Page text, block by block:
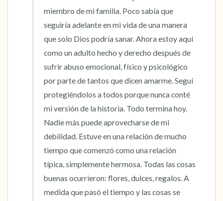
miembro de mi familia. Poco sabía que
seguiría adelante en mi vida de una manera
que solo Dios podría sanar. Ahora estoy aquí
como un adulto hecho y derecho después de
sufrir abuso emocional, físico y psicológico
por parte de tantos que dicen amarme. Seguí
protegiéndolos a todos porque nunca conté
mi versión de la historia. Todo termina hoy.
Nadie más puede aprovecharse de mi
debilidad. Estuve en una relación de mucho
tiempo que comenzó como una relación
típica, simplemente hermosa. Todas las cosas
buenas ocurrieron: flores, dulces, regalos. A
medida que pasó el tiempo y las cosas se